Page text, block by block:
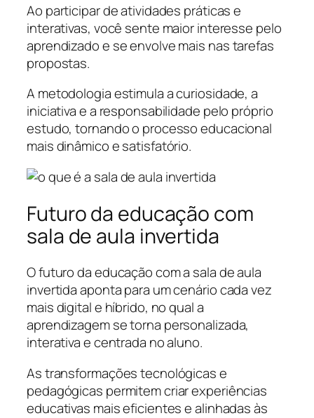
Ao participar de atividades práticas e
interativas, você sente maior interesse pelo
aprendizado e se envolve mais nas tarefas
propostas.
A metodologia estimula a curiosidade, a
iniciativa e a responsabilidade pelo próprio
estudo, tornando o processo educacional
mais dinâmico e satisfatório.
Futuro da educação com
sala de aula invertida
O futuro da educação com a sala de aula
invertida aponta para um cenário cada vez
mais digital e híbrido, no qual a
aprendizagem se torna personalizada,
interativa e centrada no aluno.
As transformações tecnológicas e
pedagógicas permitem criar experiências
educativas mais eficientes e alinhadas às